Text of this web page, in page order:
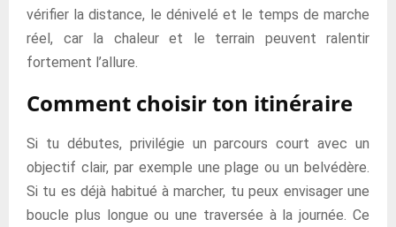
vérifier la distance, le dénivelé et le temps de marche
réel, car la chaleur et le terrain peuvent ralentir
fortement l’allure.
Comment choisir ton itinéraire
Si tu débutes, privilégie un parcours court avec un
objectif clair, par exemple une plage ou un belvédère.
Si tu es déjà habitué à marcher, tu peux envisager une
boucle plus longue ou une traversée à la journée. Ce